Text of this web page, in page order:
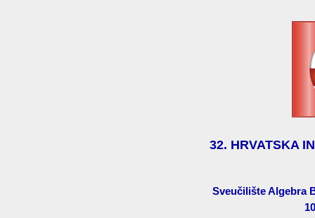
32. HRVATSKA
Sveučilište Algebra